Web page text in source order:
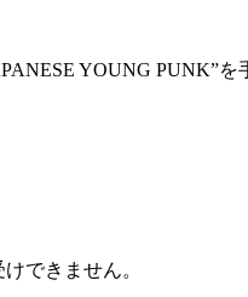
YOUNG PUNK”
できません。